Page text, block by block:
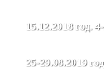
15.12.2018
25-29.08.2019